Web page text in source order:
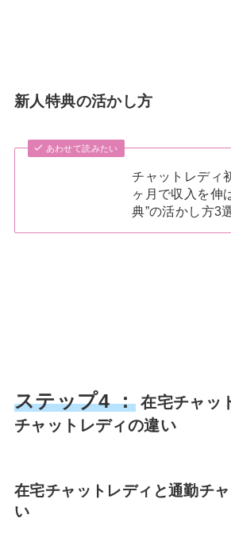
新人特典の活かし方
あわせて読みたい
チャットレディ
ヶ月で収入を伸
典”の活かし方3
ステップ4 ：在宅チャッ
チャットレディの違い
在宅チャットレディと通勤チ
い